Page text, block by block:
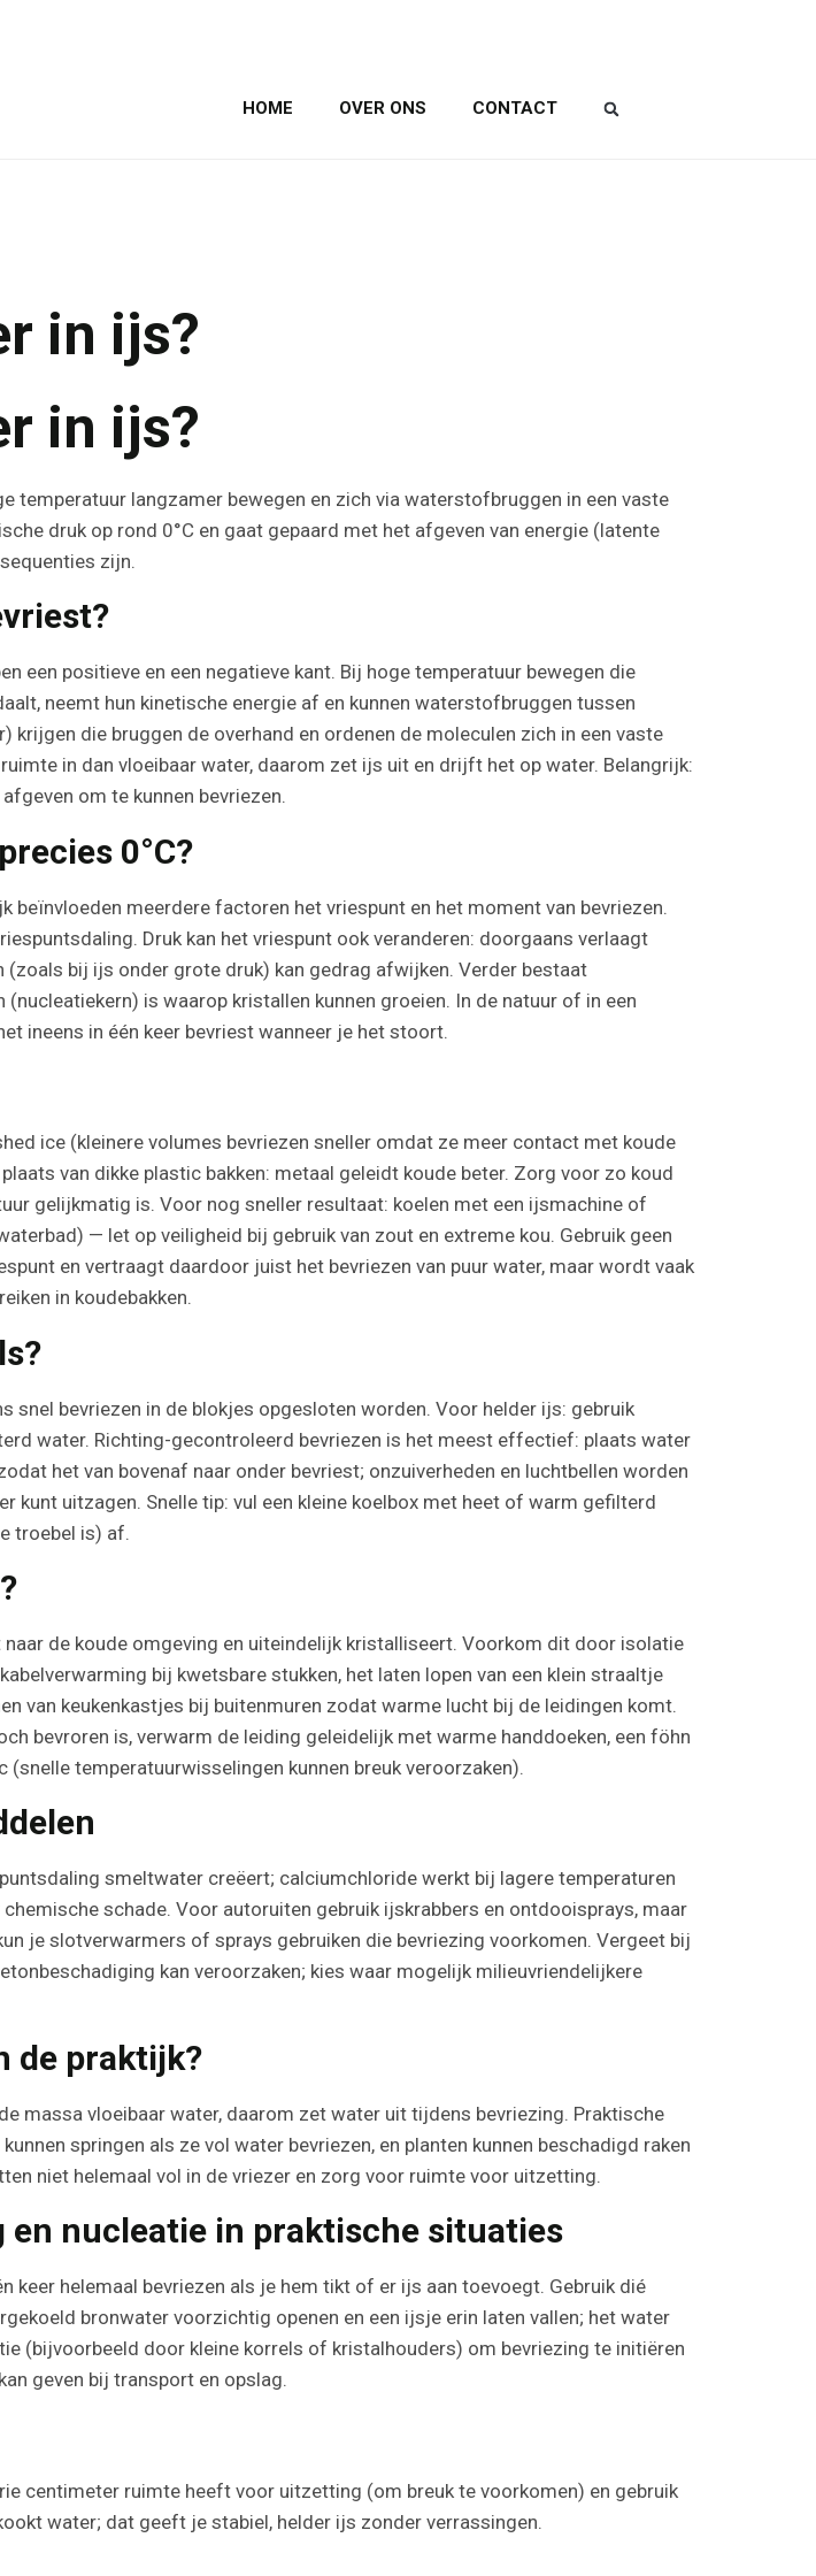
HOME OVER ONS CONTACT
in ijs?
in ijs?
langzamer bewegen en zich via waterstofbruggen in een vaste
druk op rond 0°C en gaat gepaard met het afgeven van energie (latente
zijn.
een positieve en een negatieve kant. Bij hoge temperatuur bewegen die
neemt hun kinetische energie af en kunnen waterstofbruggen tussen
die bruggen de overhand en ordenen de moleculen zich in een vaste
in dan vloeibaar water, daarom zet ijs uit en drijft het op water. Belangrijk:
om te kunnen bevriezen.
0°C?
beïnvloeden meerdere factoren het vriespunt en het moment van bevriezen.
Druk kan het vriespunt ook veranderen: doorgaans verlaagt
bij ijs onder grote druk) kan gedrag afwijken. Verder bestaat
is waarop kristallen kunnen groeien. In de natuur of in een
ineens in één keer bevriest wanneer je het stoort.
ice (kleinere volumes bevriezen sneller omdat ze meer contact met koude
van dikke plastic bakken: metaal geleidt koude beter. Zorg voor zo koud
gelijkmatig is. Voor nog sneller resultaat: koelen met een ijsmachine of
— let op veiligheid bij gebruik van zout en extreme kou. Gebruik geen
en vertraagt daardoor juist het bevriezen van puur water, maar wordt vaak
in koudebakken.
bevriezen in de blokjes opgesloten worden. Voor helder ijs: gebruik
water. Richting-gecontroleerd bevriezen is het meest effectief: plaats water
het van bovenaf naar onder bevriest; onzuiverheden en luchtbellen worden
kunt uitzagen. Snelle tip: vul een kleine koelbox met heet of warm gefilterd
troebel is) af.
de koude omgeving en uiteindelijk kristalliseert. Voorkom dit door isolatie
bij kwetsbare stukken, het laten lopen van een klein straaltje
van keukenkastjes bij buitenmuren zodat warme lucht bij de leidingen komt.
bevroren is, verwarm de leiding geleidelijk met warme handdoeken, een föhn
temperatuurwisselingen kunnen breuk veroorzaken).
smeltwater creëert; calciumchloride werkt bij lagere temperaturen
schade. Voor autoruiten gebruik ijskrabbers en ontdooisprays, maar
je slotverwarmers of sprays gebruiken die bevriezing voorkomen. Vergeet bij
kan veroorzaken; kies waar mogelijk milieuvriendelijkere
de praktijk?
massa vloeibaar water, daarom zet water uit tijdens bevriezing. Praktische
springen als ze vol water bevriezen, en planten kunnen beschadigd raken
niet helemaal vol in de vriezer en zorg voor ruimte voor uitzetting.
nucleatie in praktische situaties
keer helemaal bevriezen als je hem tikt of er ijs aan toevoegt. Gebruik dié
bronwater voorzichtig openen en een ijsje erin laten vallen; het water
(bijvoorbeeld door kleine korrels of kristalhouders) om bevriezing te initiëren
geven bij transport en opslag.
centimeter ruimte heeft voor uitzetting (om breuk te voorkomen) en gebruik
water; dat geeft je stabiel, helder ijs zonder verrassingen.